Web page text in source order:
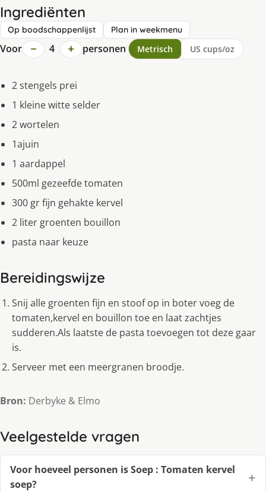
Ingrediënten
Op boodschappenlijst Plan in weekmenu
Voor − 4 + personen Metrisch US cups/oz
2 stengels prei
1 kleine witte selder
2 wortelen
1ajuin
1 aardappel
500ml gezeefde tomaten
300 gr fijn gehakte kervel
2 liter groenten bouillon
pasta naar keuze
Bereidingswijze
Snij alle groenten fijn en stoof op in boter voeg de
tomaten,kervel en bouillon toe en laat zachtjes
sudderen.Als laatste de pasta toevoegen tot deze gaar
is.
Serveer met een meergranen broodje.
Bron: Derbyke & Elmo
Veelgestelde vragen
Voor hoeveel personen is Soep : Tomaten kervel
soep?